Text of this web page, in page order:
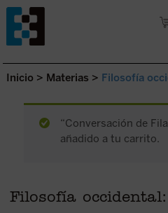
Saltar al contenido.
Inicio > Materias > Filosofía
“Conversación de
añadido a tu carrito.
Filosofía